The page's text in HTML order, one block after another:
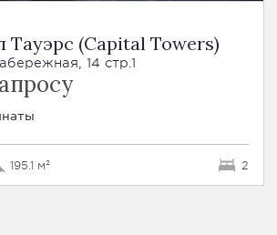
(Capital Towers)
14 стр.1
195.1 м² 2